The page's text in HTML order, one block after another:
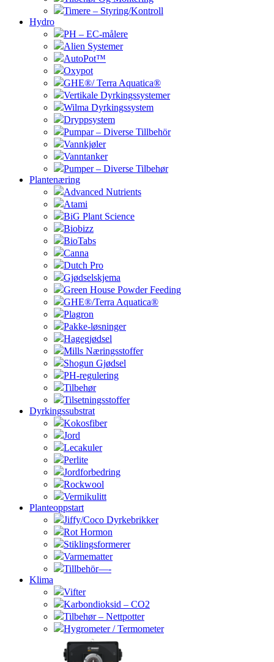
Timere – Styring/Kontroll
Hydro
PH – EC-målere
Alien Systemer
AutoPot™
Oxypot
GHE®/ Terra Aquatica®
Vertikale Dyrkingssystemer
Wilma Dyrkingssystem
Dryppsystem
Pumpar – Diverse Tillbehör
Vannkjøler
Vanntanker
Pumper – Diverse Tilbehør
Plantenæring
Advanced Nutrients
Atami
BiG Plant Science
Biobizz
BioTabs
Canna
Dutch Pro
Gjødselskjema
Green House Powder Feeding
GHE®/Terra Aquatica®
Plagron
Pakke-løsninger
Hagegjødsel
Mills Næringsstoffer
Shogun Gjødsel
PH-regulering
Tilbehør
Tilsetningsstoffer
Dyrkingssubstrat
Kokosfiber
Jord
Lecakuler
Perlite
Jordforbedring
Rockwool
Vermikulitt
Planteoppstart
Jiffy/Coco Dyrkebrikker
Rot Hormon
Stiklingsformerer
Varmematter
Tillbehör—-
Klima
Vifter
Karbondioksid – CO2
Tilbehør – Nettpotter
Hygrometer / Termometer